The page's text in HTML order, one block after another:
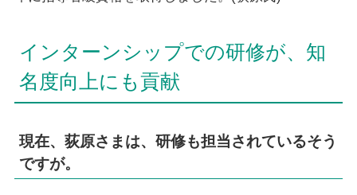
インターンシップでの研修が、知
名度向上にも貢献
現在、荻原さまは、研修も担当されているそう
ですが。